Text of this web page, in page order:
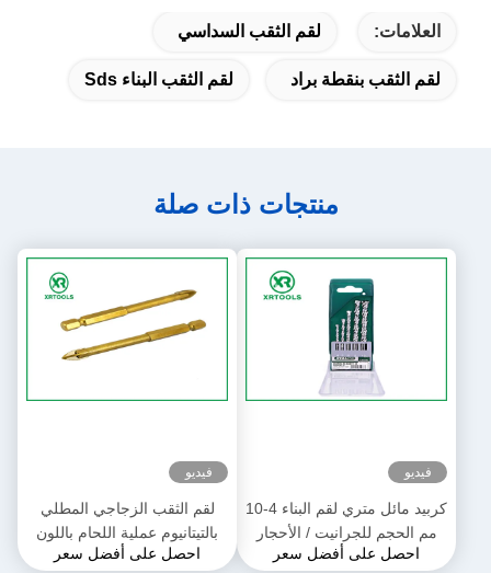
العلامات: لقم الثقب السداسي
لقم الثقب بنقطة براد لقم الثقب البناء Sds
منتجات ذات صلة
فيديو
كربيد مائل متري لقم البناء 4-10
مم الحجم للجرانيت / الأحجار
احصل على أفضل سعر
فيديو
لقم الثقب الزجاجي المطلي
بالتيتانيوم عملية اللحام باللون
الذهبي
احصل على أفضل سعر